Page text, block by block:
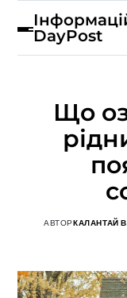
DayPost
Що
АВТОРКАЛАНТАЙ